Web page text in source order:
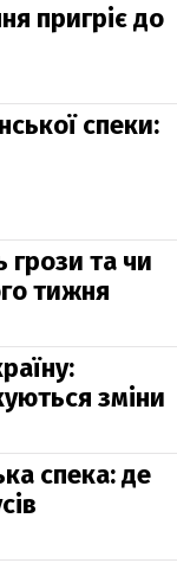
пригріє до
спеки:
грози та чи
тижня
зміни
спека: де